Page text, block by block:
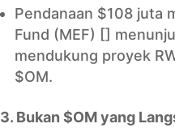
Pendanaan $108 juta
Fund (MEF) []
mendukung proyek
$OM.
3. Bukan $OM yang